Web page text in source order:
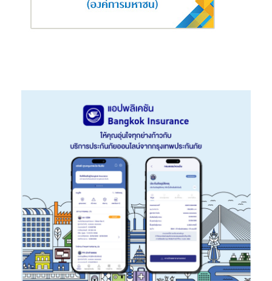
และคุณค่าให้กับเยาวชนไทยต่อไป”นางสาววราภรณ์กล่าว
ข้อมูลเพิ่มเติม และช่องทางการสมัครวิ่ง